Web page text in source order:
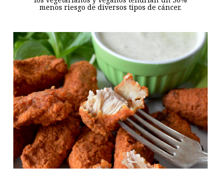
menos riesgo de diversos tipos de cáncer.